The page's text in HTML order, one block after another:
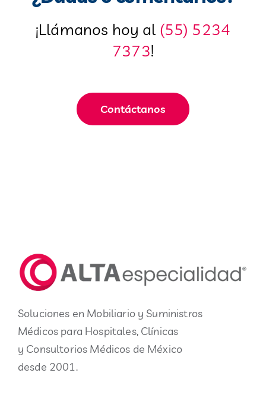
¡Llámanos hoy al (55) 5234
7373!
Contáctanos
Soluciones en Mobiliario y Suministros
Médicos para Hospitales, Clínicas
y Consultorios Médicos de México
desde 2001.